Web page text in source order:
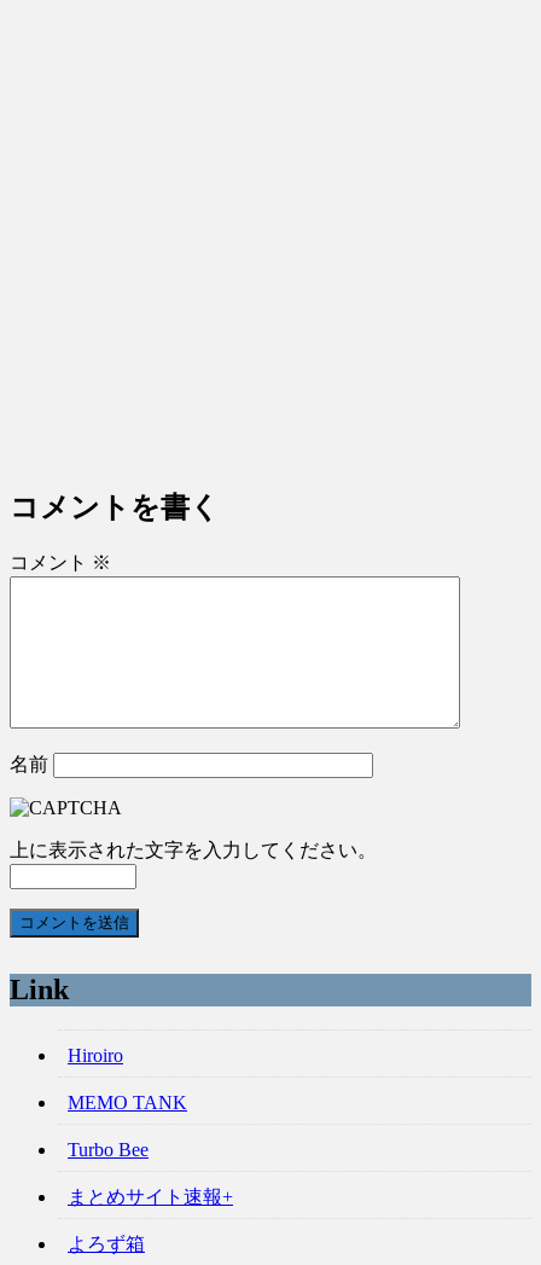
コメントを書く
コメント ※
名前
上に表示された文字を入力してください。
Link
Hiroiro
MEMO TANK
Turbo Bee
まとめサイト速報+
よろず箱